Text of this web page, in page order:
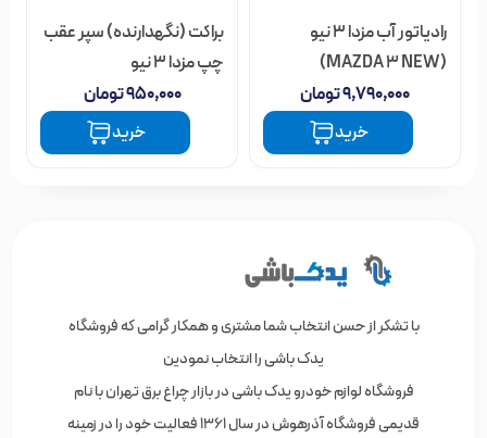
3new می باشند که در این صورت نیاز به تعویض خواهند داشت.
تعویض پمپ بنزین مزدا 3 نیو
تعویض پمپ بنزین Mazda new بر خلاف خیلی از خودرو ها از زیر
اجرت تعویض پمپ بنزین مزدا 3 نیو
تعویض پمپ بنزین اجباری است و این امر کافیست تا اجرت
تعویض را بالا ببرد.
رادیاتور آب مزدا 3 نیو
(MAZDA 3 NEW)
۹,۷۹۰,۰۰۰تومان
خرید
براکت (نگهدارنده) سپر عقب
چپ مزدا 3 نیو
۹۵۰,۰۰۰تومان
خرید
با تشکر از حسن انتخاب شما مشتری و همکار گرامی که فروشگاه
یدک باشی را انتخاب نمودین
فروشگاه لوازم خودرو یدک باشی در بازار چراغ برق تهران با نام
قدیمی فروشگاه آذرهوش در سال 1361 فعالیت خود را در زمینه